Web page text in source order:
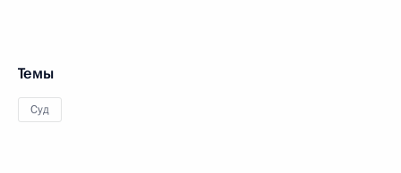
Темы
Суд